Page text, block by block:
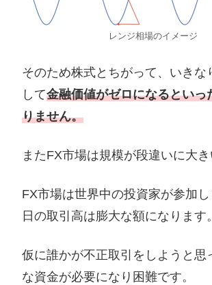
レンジ相場のイメージ
そのため株式とちがって、いきな
して金融価値がゼロになるといっ
りません。
またFX市場は規模が段違いに大き
FX市場は世界中の投資家が参加
日の取引高は膨大な額になります。
仮に誰かが不正取引をしようと思
な資金が必要になり困難です。